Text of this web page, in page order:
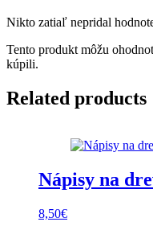
Nikto zatiaľ nepridal
Tento produkt môžu
kúpili.
Related products
Nápisy na
8,50€